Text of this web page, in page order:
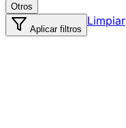
Otros
Aplicar filtros
Limpiar